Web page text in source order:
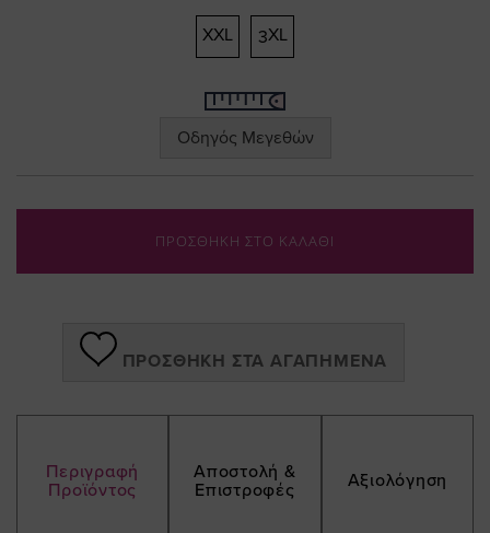
XXL 3XL
Οδηγός Μεγεθών
ΠΡΟΣΘΗΚΗ ΣΤΟ ΚΑΛΑΘΙ
ΠΡΟΣΘΉΚΗ ΣΤΑ ΑΓΑΠΗΜΈΝΑ
Περιγραφή
Προϊόντος
Αποστολή &
Επιστροφές
Αξιολόγηση